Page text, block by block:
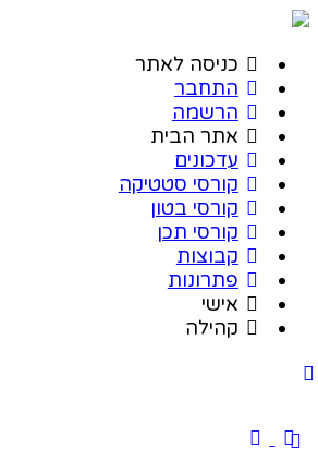
כניסה לאתר
התחבר
הרשמה
אתר הבית
עדכונים
קורסי סטטיקה
קורסי בטון
קורסי תכן
קבוצות
פתרונות
אישי
קהילה